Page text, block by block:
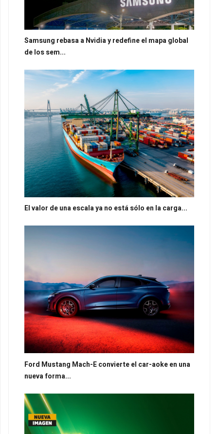
Samsung rebasa a Nvidia y redefine el mapa global
de los sem...
El valor de una escala ya no está sólo en la carga...
Ford Mustang Mach-E convierte el car-aoke en una
nueva forma...